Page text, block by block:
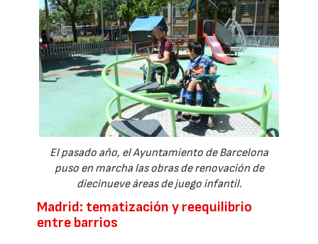
El pasado año, el Ayuntamiento de Barcelona
puso en marcha las obras de renovación de
diecinueve áreas de juego infantil.
Madrid: tematización y reequilibrio
entre barrios